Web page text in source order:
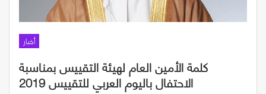
أخبار
كلمة الأمين العام لهيئة التقييس بمناسبة
الاحتفال باليوم العربي للتقييس 2019